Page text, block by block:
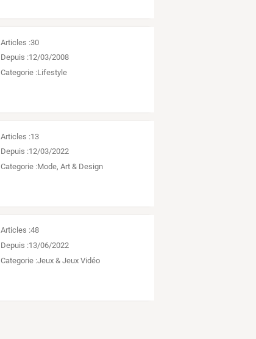
Articles :30
Depuis :12/03/2008
Categorie :Lifestyle
Articles :13
Depuis :12/03/2022
Categorie :Mode, Art & Design
Articles :48
Depuis :13/06/2022
Categorie :Jeux & Jeux Vidéo